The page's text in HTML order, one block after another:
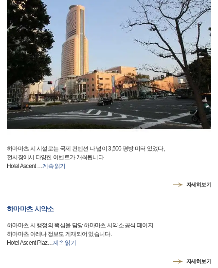
하마마츠 시 시설로는 국제 컨벤션 나 넓이 3,500 평방 미터 있었다,
전시장에서 다양한 이벤트가 개최됩니다.
Hotel Ascent…계속 읽기
자세히보기
하마마츠 시약소
하마마츠 시 행정의 핵심을 담당 하마마츠 시약소 공식 페이지.
하마마츠 아레나 정보도 게재되어 있습니다.
Hotel Ascent Plaz…계속 읽기
자세히보기